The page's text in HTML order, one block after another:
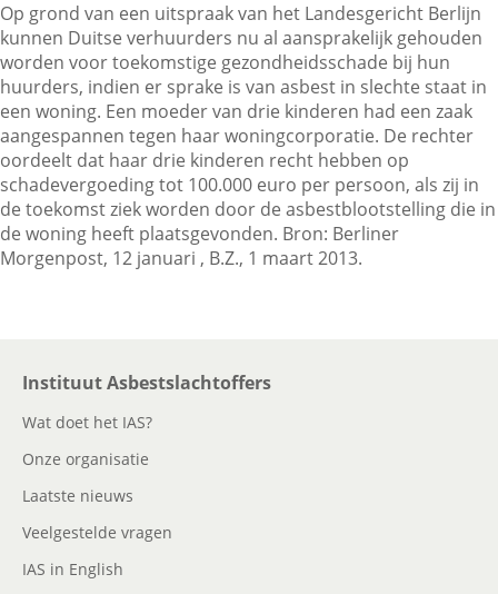
Veelgestelde vragen
Contactgegevens
Zoeken
Op grond van een uitspraak van het Landesgericht Berlijn
kunnen Duitse verhuurders nu al aansprakelijk gehouden
worden voor toekomstige gezondheidsschade bij hun
huurders, indien er sprake is van asbest in slechte staat in
een woning. Een moeder van drie kinderen had een zaak
aangespannen tegen haar woningcorporatie. De rechter
oordeelt dat haar drie kinderen recht hebben op
schadevergoeding tot 100.000 euro per persoon, als zij in
de toekomst ziek worden door de asbestblootstelling die in
de woning heeft plaatsgevonden. Bron: Berliner
Morgenpost, 12 januari , B.Z., 1 maart 2013.
Instituut Asbestslachtoffers
Wat doet het IAS?
Onze organisatie
Laatste nieuws
Veelgestelde vragen
IAS in English